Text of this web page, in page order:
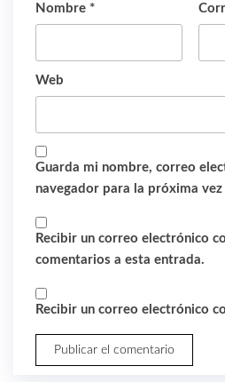
Nombre *
Web
Guarda mi nombre, correo
navegador para la próxima
Recibir un correo electrónico
comentarios a esta entrada.
Recibir un correo electrónico